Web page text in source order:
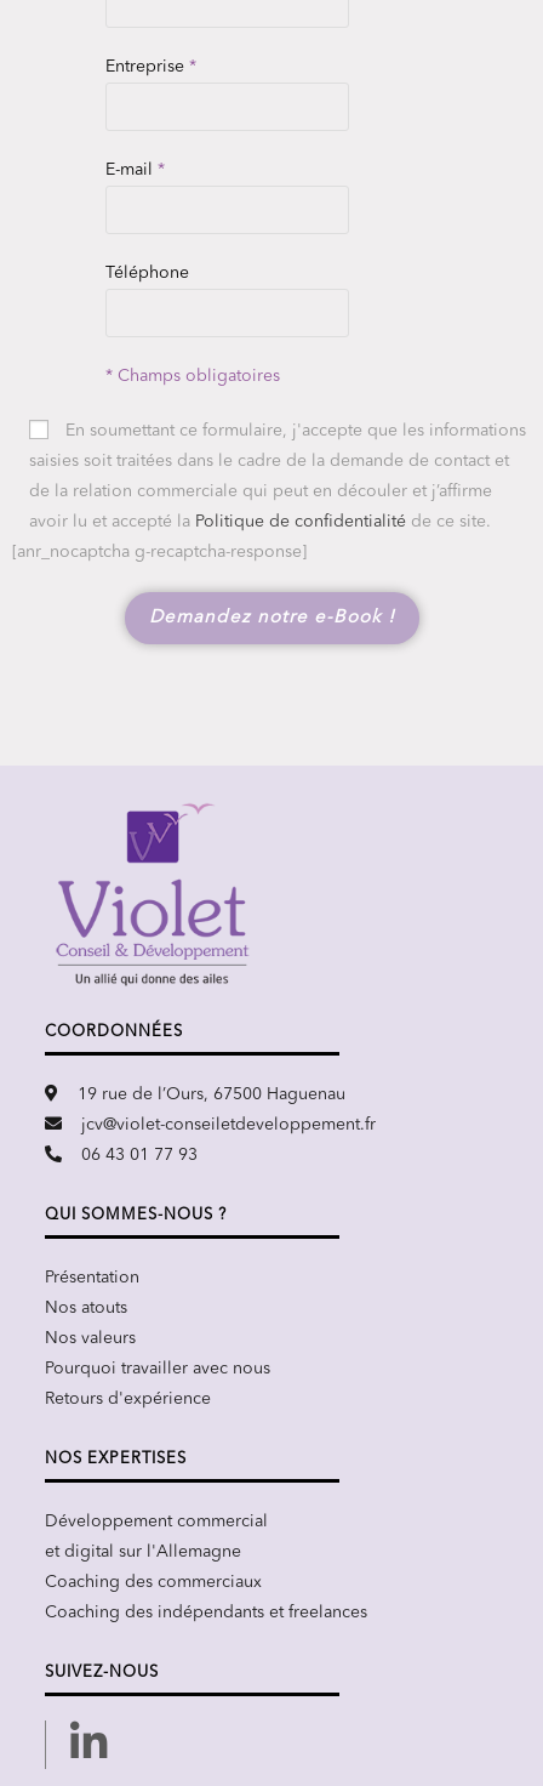
Entreprise *
E-mail *
Téléphone
* Champs obligatoires
En soumettant ce formulaire, j'accepte que les informations
saisies soit traitées dans le cadre de la demande de contact et
de la relation commerciale qui peut en découler et j’affirme
avoir lu et accepté la Politique de confidentialité de ce site.
[anr_nocaptcha g-recaptcha-response]
COORDONNÉES
19 rue de l’Ours, 67500 Haguenau
jcv@violet-conseiletdeveloppement.fr
06 43 01 77 93
QUI SOMMES-NOUS ?
Présentation
Nos atouts
Nos valeurs
Pourquoi travailler avec nous
Retours d'expérience
NOS EXPERTISES
Développement commercial
et digital sur l'Allemagne
Coaching des commerciaux
Coaching des indépendants et freelances
SUIVEZ-NOUS